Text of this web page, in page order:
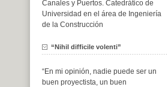
Canales y Puertos. Catedrático de
Universidad en el área de Ingeniería
de la Construcción
“Nihil difficile volenti”
“En mi opinión, nadie puede ser un
buen proyectista, un buen